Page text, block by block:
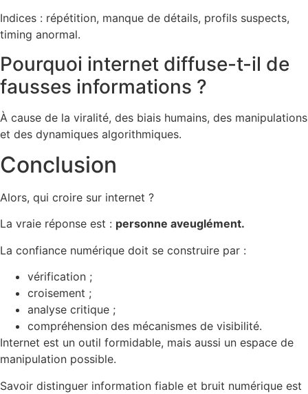
Indices : répétition, manque de détails, profils suspects,
timing anormal.
Pourquoi internet diffuse-t-il de
fausses informations ?
À cause de la viralité, des biais humains, des manipulations
et des dynamiques algorithmiques.
Conclusion
Alors, qui croire sur internet ?
La vraie réponse est : personne aveuglément.
La confiance numérique doit se construire par :
vérification ;
croisement ;
analyse critique ;
compréhension des mécanismes de visibilité.
Internet est un outil formidable, mais aussi un espace de
manipulation possible.
Savoir distinguer information fiable et bruit numérique est